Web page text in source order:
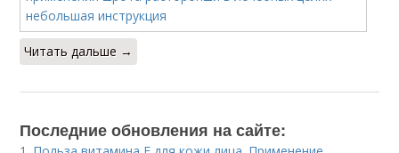
Читать дальше →
Последние обновления на сайте: